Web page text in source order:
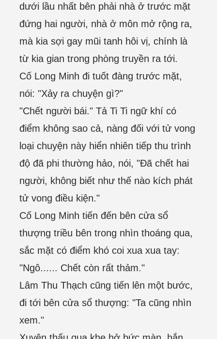
dưới lầu nhất bên phải nhà ở trước mặt
đứng hai người, nhà ở môn mở rộng ra,
mà kia sợi gay mũi tanh hôi vị, chính là
từ kia gian trong phòng truyền ra tới.
Cố Long Minh đi tuốt đàng trước mặt,
nói: "Xảy ra chuyện gì?"
"Chết người bái." Tả Ti Ti ngữ khí có
điểm không sao cả, nàng đối với tử vong
loại chuyện này hiển nhiên tiếp thu trình
độ đã phi thường hảo, nói, "Đã chết hai
người, không biết như thế nào kích phát
tử vong điều kiện."
Cố Long Minh tiến đến bên cửa sổ
thượng triều bên trong nhìn thoáng qua,
sắc mặt có điểm khó coi xua xua tay:
"Ngô...... Chết còn rất thảm."
Lâm Thu Thạch cũng tiến lên một bước,
đi tới bên cửa sổ thượng: "Ta cũng nhìn
xem."